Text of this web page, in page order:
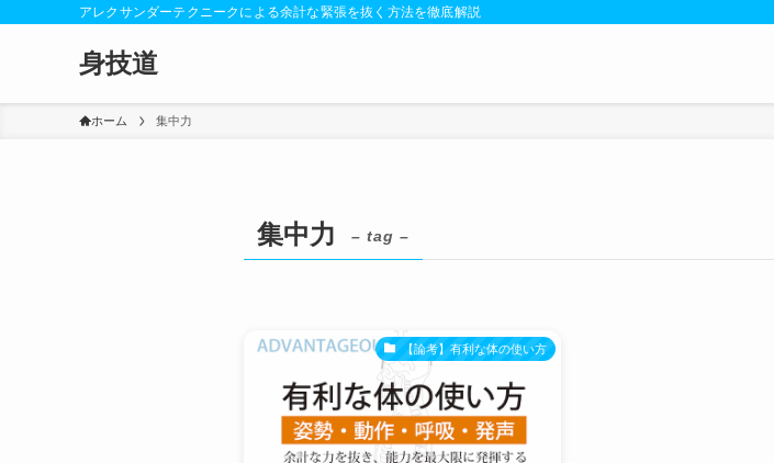
アレクサンダーテクニークによる余計な緊張を抜く方法を徹底解説
身技道
ホーム 集中力
集中力 – tag –
【論考】有利な体の使い方